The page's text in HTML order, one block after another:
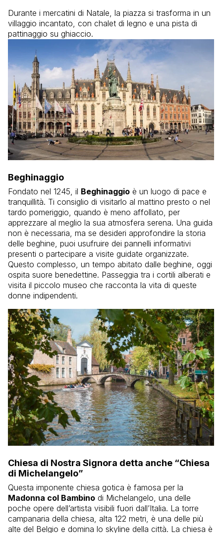
Durante i mercatini di Natale, la piazza si trasforma in un
villaggio incantato, con chalet di legno e una pista di
pattinaggio su ghiaccio.
Beghinaggio
Fondato nel 1245, il Beghinaggio è un luogo di pace e
tranquillità. Ti consiglio di visitarlo al mattino presto o nel
tardo pomeriggio, quando è meno affollato, per
apprezzare al meglio la sua atmosfera serena. Una guida
non è necessaria, ma se desideri approfondire la storia
delle beghine, puoi usufruire dei pannelli informativi
presenti o partecipare a visite guidate organizzate.
Questo complesso, un tempo abitato dalle beghine, oggi
ospita suore benedettine. Passeggia tra i cortili alberati e
visita il piccolo museo che racconta la vita di queste
donne indipendenti.
Chiesa di Nostra Signora detta anche “Chiesa
di Michelangelo”
Questa imponente chiesa gotica è famosa per la
Madonna col Bambino di Michelangelo, una delle
poche opere dell’artista visibili fuori dall’Italia. La torre
campanaria della chiesa, alta 122 metri, è una delle più
alte del Belgio e domina lo skyline della città. La chiesa è